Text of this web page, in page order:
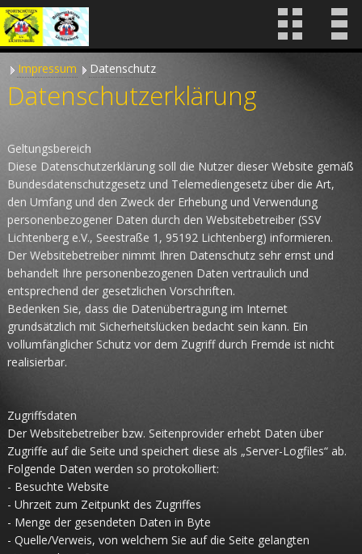
Impressum Datenschutz
Datenschutzerklärung
Geltungsbereich
Diese Datenschutzerklärung soll die Nutzer dieser Website gemäß
Bundesdatenschutzgesetz und Telemediengesetz über die Art,
den Umfang und den Zweck der Erhebung und Verwendung
personenbezogener Daten durch den Websitebetreiber (SSV
Lichtenberg e.V., Seestraße 1, 95192 Lichtenberg) informieren.
Der Websitebetreiber nimmt Ihren Datenschutz sehr ernst und
behandelt Ihre personenbezogenen Daten vertraulich und
entsprechend der gesetzlichen Vorschriften.
Bedenken Sie, dass die Datenübertragung im Internet
grundsätzlich mit Sicherheitslücken bedacht sein kann. Ein
vollumfänglicher Schutz vor dem Zugriff durch Fremde ist nicht
realisierbar.
Zugriffsdaten
Der Websitebetreiber bzw. Seitenprovider erhebt Daten über
Zugriffe auf die Seite und speichert diese als „Server-Logfiles“ ab.
Folgende Daten werden so protokolliert:
- Besuchte Website
- Uhrzeit zum Zeitpunkt des Zugriffes
- Menge der gesendeten Daten in Byte
- Quelle/Verweis, von welchem Sie auf die Seite gelangten